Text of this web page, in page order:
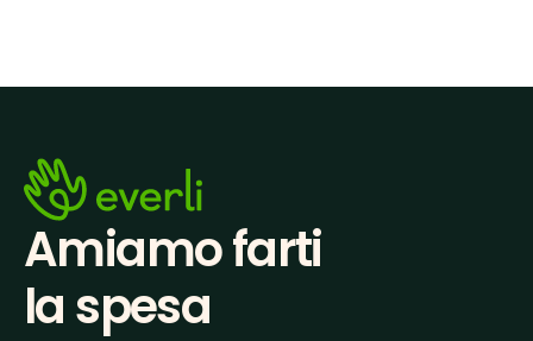
Amiamo farti
la spesa